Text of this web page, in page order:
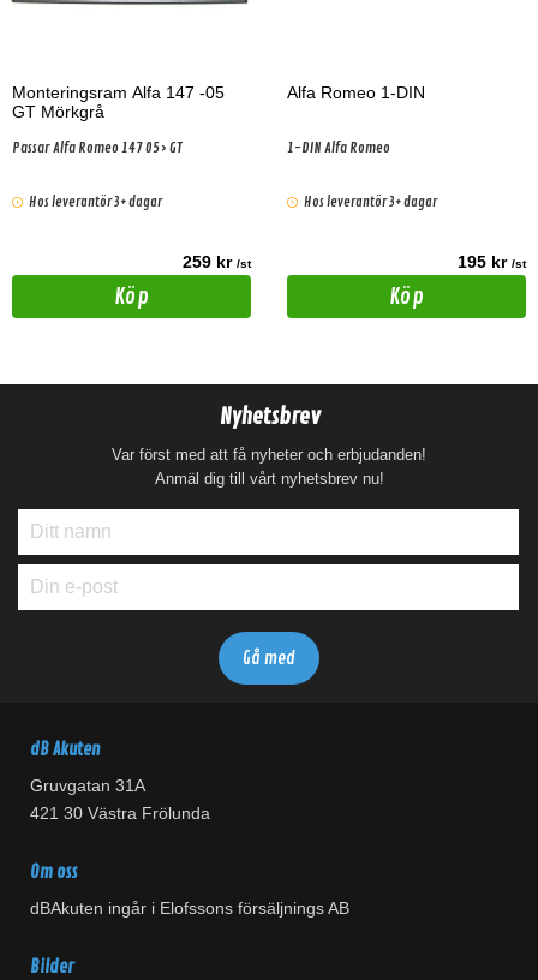
Monteringsram Alfa 147 -05
GT Mörkgrå
Passar Alfa Romeo 147 05> GT
Hos leverantör 3+ dagar
259 kr /st
Köp
Alfa Romeo 1-DIN
1-DIN Alfa Romeo
Hos leverantör 3+ dagar
195 kr /st
Köp
Nyhetsbrev
Var först med att få nyheter och erbjudanden!
Anmäl dig till vårt nyhetsbrev nu!
dB Akuten
Gruvgatan 31A
421 30 Västra Frölunda
Om oss
dBAkuten ingår i Elofssons försäljnings AB
Bilder